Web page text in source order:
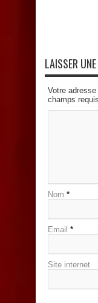
LAISSER
Votre
champs
Nom *
Email *
Site internet